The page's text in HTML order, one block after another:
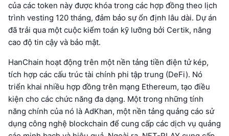
của các token này được khóa trong các hợp đồng theo lịch
trình vesting 120 tháng, đảm bảo sự ổn định lâu dài. Dự án
đã trải qua một cuộc kiểm toán kỹ lưỡng bởi Certik, nâng
cao độ tin cậy và bảo mật.
HanChain hoạt động trên một nền tảng tiền điện tử kép,
tích hợp các cấu trúc tài chính phi tập trung (DeFi). Nó
triển khai nhiều hợp đồng trên mạng Ethereum, tạo điều
kiện cho các chức năng đa dạng. Một trong những tính
năng chính của nó là AdKhan, một nền tảng quảng cáo sử
dụng công nghệ blockchain để cung cấp các dịch vụ quảng